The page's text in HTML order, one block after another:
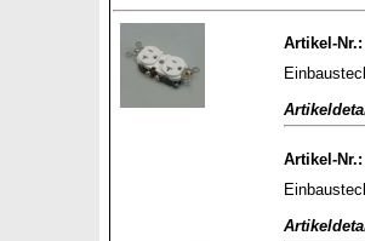
Artikel-Nr.:
Artikel-Nr.: